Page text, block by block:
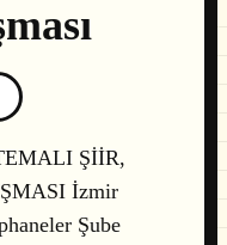
ŞİİR,
İzmir
Şube